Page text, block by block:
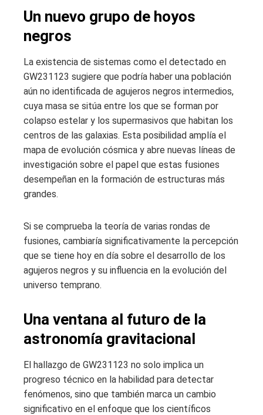
Un nuevo grupo de hoyos
negros
La existencia de sistemas como el detectado en
GW231123 sugiere que podría haber una población
aún no identificada de agujeros negros intermedios,
cuya masa se sitúa entre los que se forman por
colapso estelar y los supermasivos que habitan los
centros de las galaxias. Esta posibilidad amplía el
mapa de evolución cósmica y abre nuevas líneas de
investigación sobre el papel que estas fusiones
desempeñan en la formación de estructuras más
grandes.
Si se comprueba la teoría de varias rondas de
fusiones, cambiaría significativamente la percepción
que se tiene hoy en día sobre el desarrollo de los
agujeros negros y su influencia en la evolución del
universo temprano.
Una ventana al futuro de la
astronomía gravitacional
El hallazgo de GW231123 no solo implica un
progreso técnico en la habilidad para detectar
fenómenos, sino que también marca un cambio
significativo en el enfoque que los científicos